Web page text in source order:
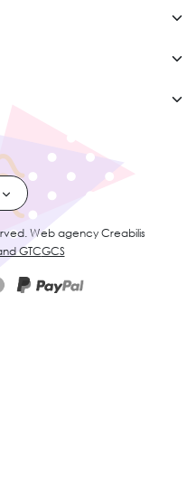
Web agency Creabilis
GTCGCS